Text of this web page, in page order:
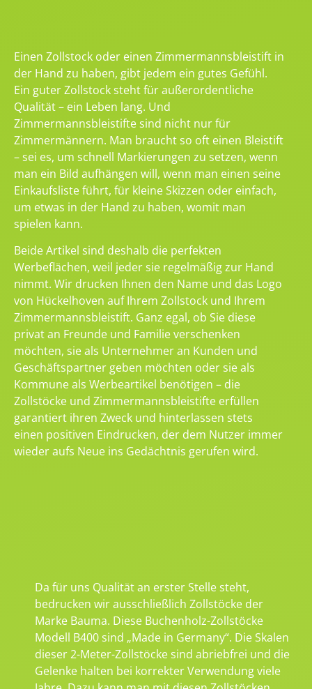
Einen Zollstock oder einen Zimmermannsbleistift in
der Hand zu haben, gibt jedem ein gutes Gefühl.
Ein guter Zollstock steht für außerordentliche
Qualität – ein Leben lang. Und
Zimmermannsbleistifte sind nicht nur für
Zimmermännern. Man braucht so oft einen Bleistift
– sei es, um schnell Markierungen zu setzen, wenn
man ein Bild aufhängen will, wenn man einen seine
Einkaufsliste führt, für kleine Skizzen oder einfach,
um etwas in der Hand zu haben, womit man
spielen kann.
Beide Artikel sind deshalb die perfekten
Werbeflächen, weil jeder sie regelmäßig zur Hand
nimmt. Wir drucken Ihnen den Name und das Logo
von Hückelhoven auf Ihrem Zollstock und Ihrem
Zimmermannsbleistift. Ganz egal, ob Sie diese
privat an Freunde und Familie verschenken
möchten, sie als Unternehmer an Kunden und
Geschäftspartner geben möchten oder sie als
Kommune als Werbeartikel benötigen – die
Zollstöcke und Zimmermannsbleistifte erfüllen
garantiert ihren Zweck und hinterlassen stets
einen positiven Eindrucken, der dem Nutzer immer
wieder aufs Neue ins Gedächtnis gerufen wird.
Da für uns Qualität an erster Stelle steht,
bedrucken wir ausschließlich Zollstöcke der
Marke Bauma. Diese Buchenholz-Zollstöcke
Modell B400 sind „Made in Germany“. Die Skalen
dieser 2-Meter-Zollstöcke sind abriebfrei und die
Gelenke halten bei korrekter Verwendung viele